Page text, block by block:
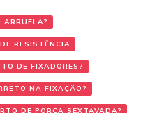
RESISTÊNCIA
DE FIXADORES?
NA FIXAÇÃO?
DE PORCA SEXTAVADA?